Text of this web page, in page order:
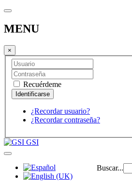
MENU
×
Recuérdeme
¿Recordar usuario?
¿Recordar contraseña?
GSI
Buscar...